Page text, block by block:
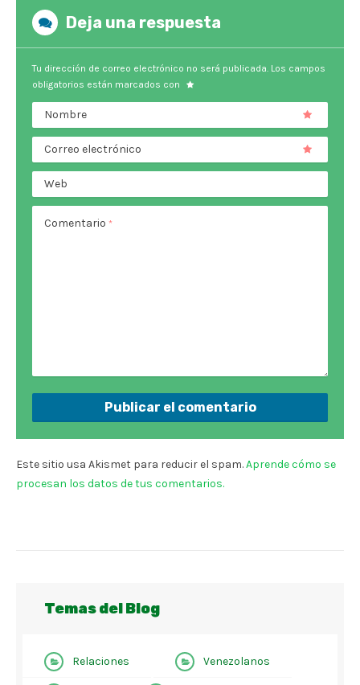
Deja una respuesta
Tu dirección de correo electrónico no será publicada. Los campos
obligatorios están marcados con
Nombre
Correo electrónico
Web
Comentario *
Este sitio usa Akismet para reducir el spam.Aprende cómo se
procesan los datos de tus comentarios.
Temas del Blog
Relaciones Venezolanos